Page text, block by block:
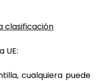
UE:
cualquiera puede
clasificación